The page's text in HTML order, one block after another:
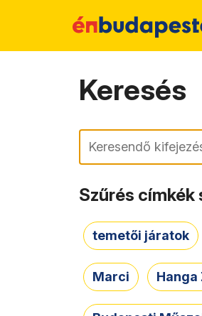
Keresés
Keresés
Szűrés címkék
temetői járatok
Marci Hanga